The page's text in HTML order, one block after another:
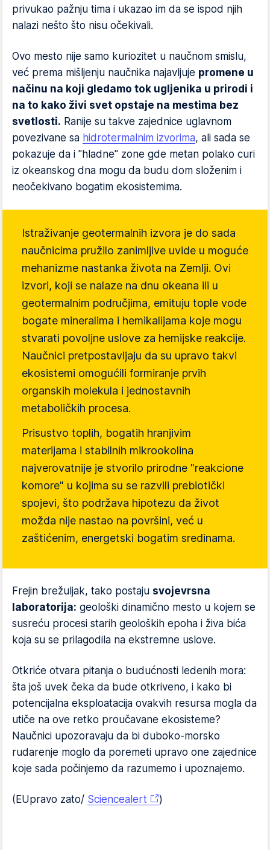
privukao pažnju tima i ukazao im da se ispod njih
nalazi nešto što nisu očekivali.
Ovo mesto nije samo kuriozitet u naučnom smislu,
već prema mišljenju naučnika najavljuje promene u
načinu na koji gledamo tok ugljenika u prirodi i
na to kako živi svet opstaje na mestima bez
svetlosti. Ranije su takve zajednice uglavnom
povezivane sa hidrotermalnim izvorima, ali sada se
pokazuje da i "hladne" zone gde metan polako curi
iz okeanskog dna mogu da budu dom složenim i
neočekivano bogatim ekosistemima.
Istraživanje geotermalnih izvora je do sada
naučnicima pružilo zanimljive uvide u moguće
mehanizme nastanka života na Zemlji. Ovi
izvori, koji se nalaze na dnu okeana ili u
geotermalnim područjima, emituju tople vode
bogate mineralima i hemikalijama koje mogu
stvarati povoljne uslove za hemijske reakcije.
Naučnici pretpostavljaju da su upravo takvi
ekosistemi omogućili formiranje prvih
organskih molekula i jednostavnih
metaboličkih procesa.
Prisustvo toplih, bogatih hranjivim
materijama i stabilnih mikrookolina
najverovatnije je stvorilo prirodne "reakcione
komore" u kojima su se razvili prebiotički
spojevi, što podržava hipotezu da život
možda nije nastao na površini, već u
zaštićenim, energetski bogatim sredinama.
Frejin brežuljak, tako postaju svojevrsna
laboratorija: geološki dinamično mesto u kojem se
susreću procesi starih geoloških epoha i živa bića
koja su se prilagodila na ekstremne uslove.
Otkriće otvara pitanja o budućnosti ledenih mora:
šta još uvek čeka da bude otkriveno, i kako bi
potencijalna eksploatacija ovakvih resursa mogla da
utiče na ove retko proučavane ekosisteme?
Naučnici upozoravaju da bi duboko-morsko
rudarenje moglo da poremeti upravo one zajednice
koje sada počinjemo da razumemo i upoznajemo.
(EUpravo zato/ Sciencealert )